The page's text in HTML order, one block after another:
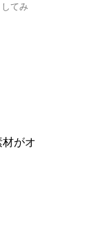
てみ
材がオ